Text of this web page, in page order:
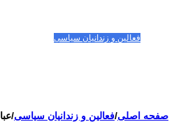
فعالین و زندانیان سیاسی
صفحه اصلی/فعالین و زندانیان سیاسی/